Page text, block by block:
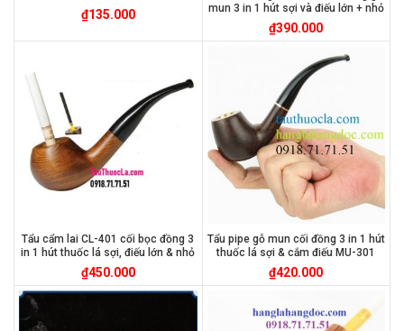
₫135.000
mun 3 in 1 hút sợi và điếu lớn + nhỏ
₫390.000
Tẩu cẩm lai CL-401 cối bọc đồng 3
in 1 hút thuốc lá sợi, điếu lớn & nhỏ
₫450.000
Tẩu pipe gỗ mun cối đồng 3 in 1 hút
thuốc lá sợi & cắm điếu MU-301
₫420.000